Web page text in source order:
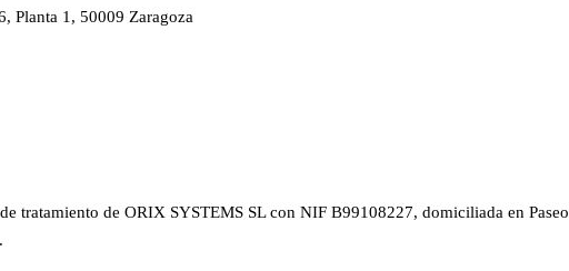
Planta 1, 50009 Zaragoza
tratamiento de ORIX SYSTEMS SL con NIF B99108227, domiciliada en Paseo